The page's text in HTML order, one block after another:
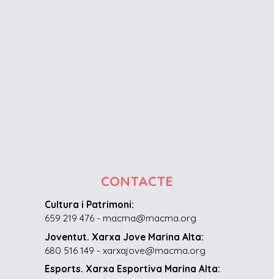
CONTACTE
Cultura i Patrimoni:
659 219 476 - macma@macma.org
Joventut. Xarxa Jove Marina Alta:
680 516 149 - xarxajove@macma.org
Esports. Xarxa Esportiva Marina Alta: